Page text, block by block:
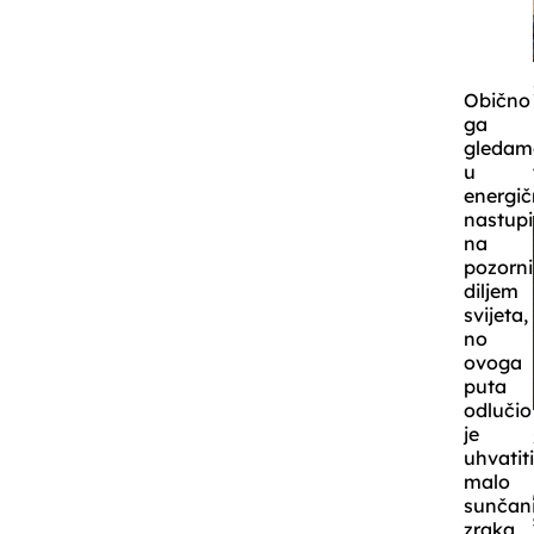
Obično
ga
u
na
diljem
svijeta,
no
ovoga
puta
odlučio
je
uhvatiti
malo
zraka